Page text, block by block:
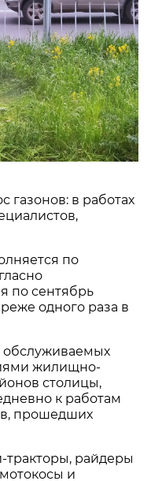
газонов: в работах
по
по сентябрь
одного раза в
жилищно-
столицы,
к работам
прошедших
тракторы, райдеры
и